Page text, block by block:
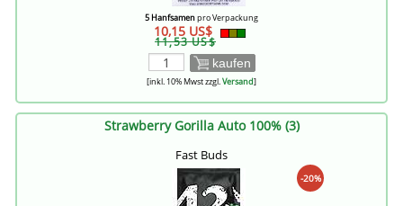
5 Hanfsamenpro Verpackung
10,15 US$
11,53 US$
kaufen
[inkl. 10% Mwst zzgl.Versand]
Strawberry Gorilla Auto 100% (3)
Fast Buds
-20%